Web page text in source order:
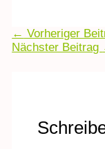
← Vorheriger
Nächster Beitrag